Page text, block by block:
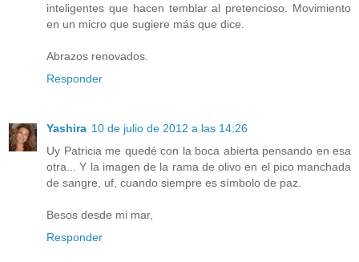
inteligentes que hacen temblar al pretencioso. Movimiento
en un micro que sugiere más que dice.
Abrazos renovados.
Responder
Yashira 10 de julio de 2012 a las 14:26
Uy Patricia me quedé con la boca abierta pensando en esa
otra... Y la imagen de la rama de olivo en el pico manchada
de sangre, uf, cuando siempre es símbolo de paz.
Besos desde mi mar,
Responder